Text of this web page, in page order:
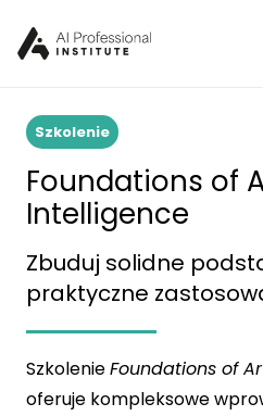
Szkolenie
Foundations of
Intelligence
Zbuduj solidne
praktyczne
SzkolenieFoundations of
oferuje kompleksowe